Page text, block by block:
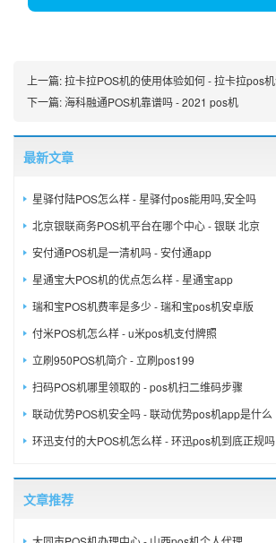
上一篇:拉卡拉POS机的使用体验如何 - 拉卡拉pos
下一篇:海科融通POS机靠谱吗 - 2021 pos机
最新文章
星驿付陆POS怎么样 - 星驿付pos能用吗,安全吗
北京银联商务POS机平台在哪个中心 - 银联 北京
安付通POS机是一清机吗 - 安付通app
星通宝大POS机的优点怎么样 - 星通宝app
瑞和宝POS机费率是多少 - 瑞和宝pos机安卓版
付米POS机怎么样 - u米pos机支付牌照
立刷950POS机简介 - 立刷pos199
扫码POS机哪里领取的 - pos机扫二维码步骤
联动优势POS机安全吗 - 联动优势pos机app是什么
环迅支付的大POS机怎么样 - 环迅pos机到底正规吗
文章推荐